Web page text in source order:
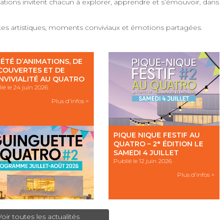
invitent chacun à explorer, apprendre et s’émouvoir,
artistiques, moments conviviaux et émotions partagées.
D’ANIMATIONS, DE
ET DE
AU QUATRO
le 24 juin 2026
Plus d'infos >
PIQUE NIQUE FESTIF AU
QUATRO – 2ᵉ ÉDITION LE
SAMEDI 4 JUILLET
Publié le 12 juin 2026
Plus d'infos >
toutes les actualités